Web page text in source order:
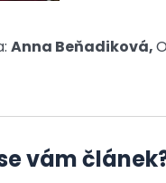
Anna Beňadiková,
vám